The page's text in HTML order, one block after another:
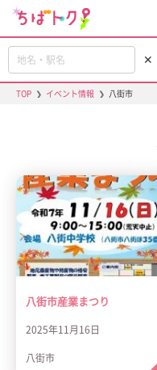
✕
TOP ❯ イベント情報 ❯ 八街市
八街市産業まつり
2025年11月16日
八街市